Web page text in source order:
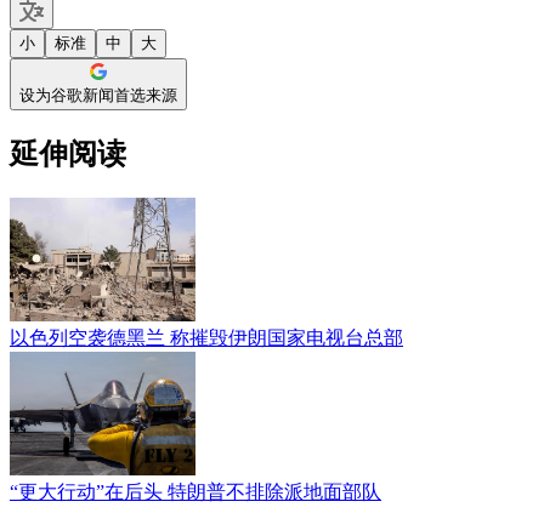
小 标准 中 大
设为谷歌新闻首选来源
延伸阅读
以色列空袭德黑兰 称摧毁伊朗国家电视台总部
“更大行动”在后头 特朗普不排除派地面部队